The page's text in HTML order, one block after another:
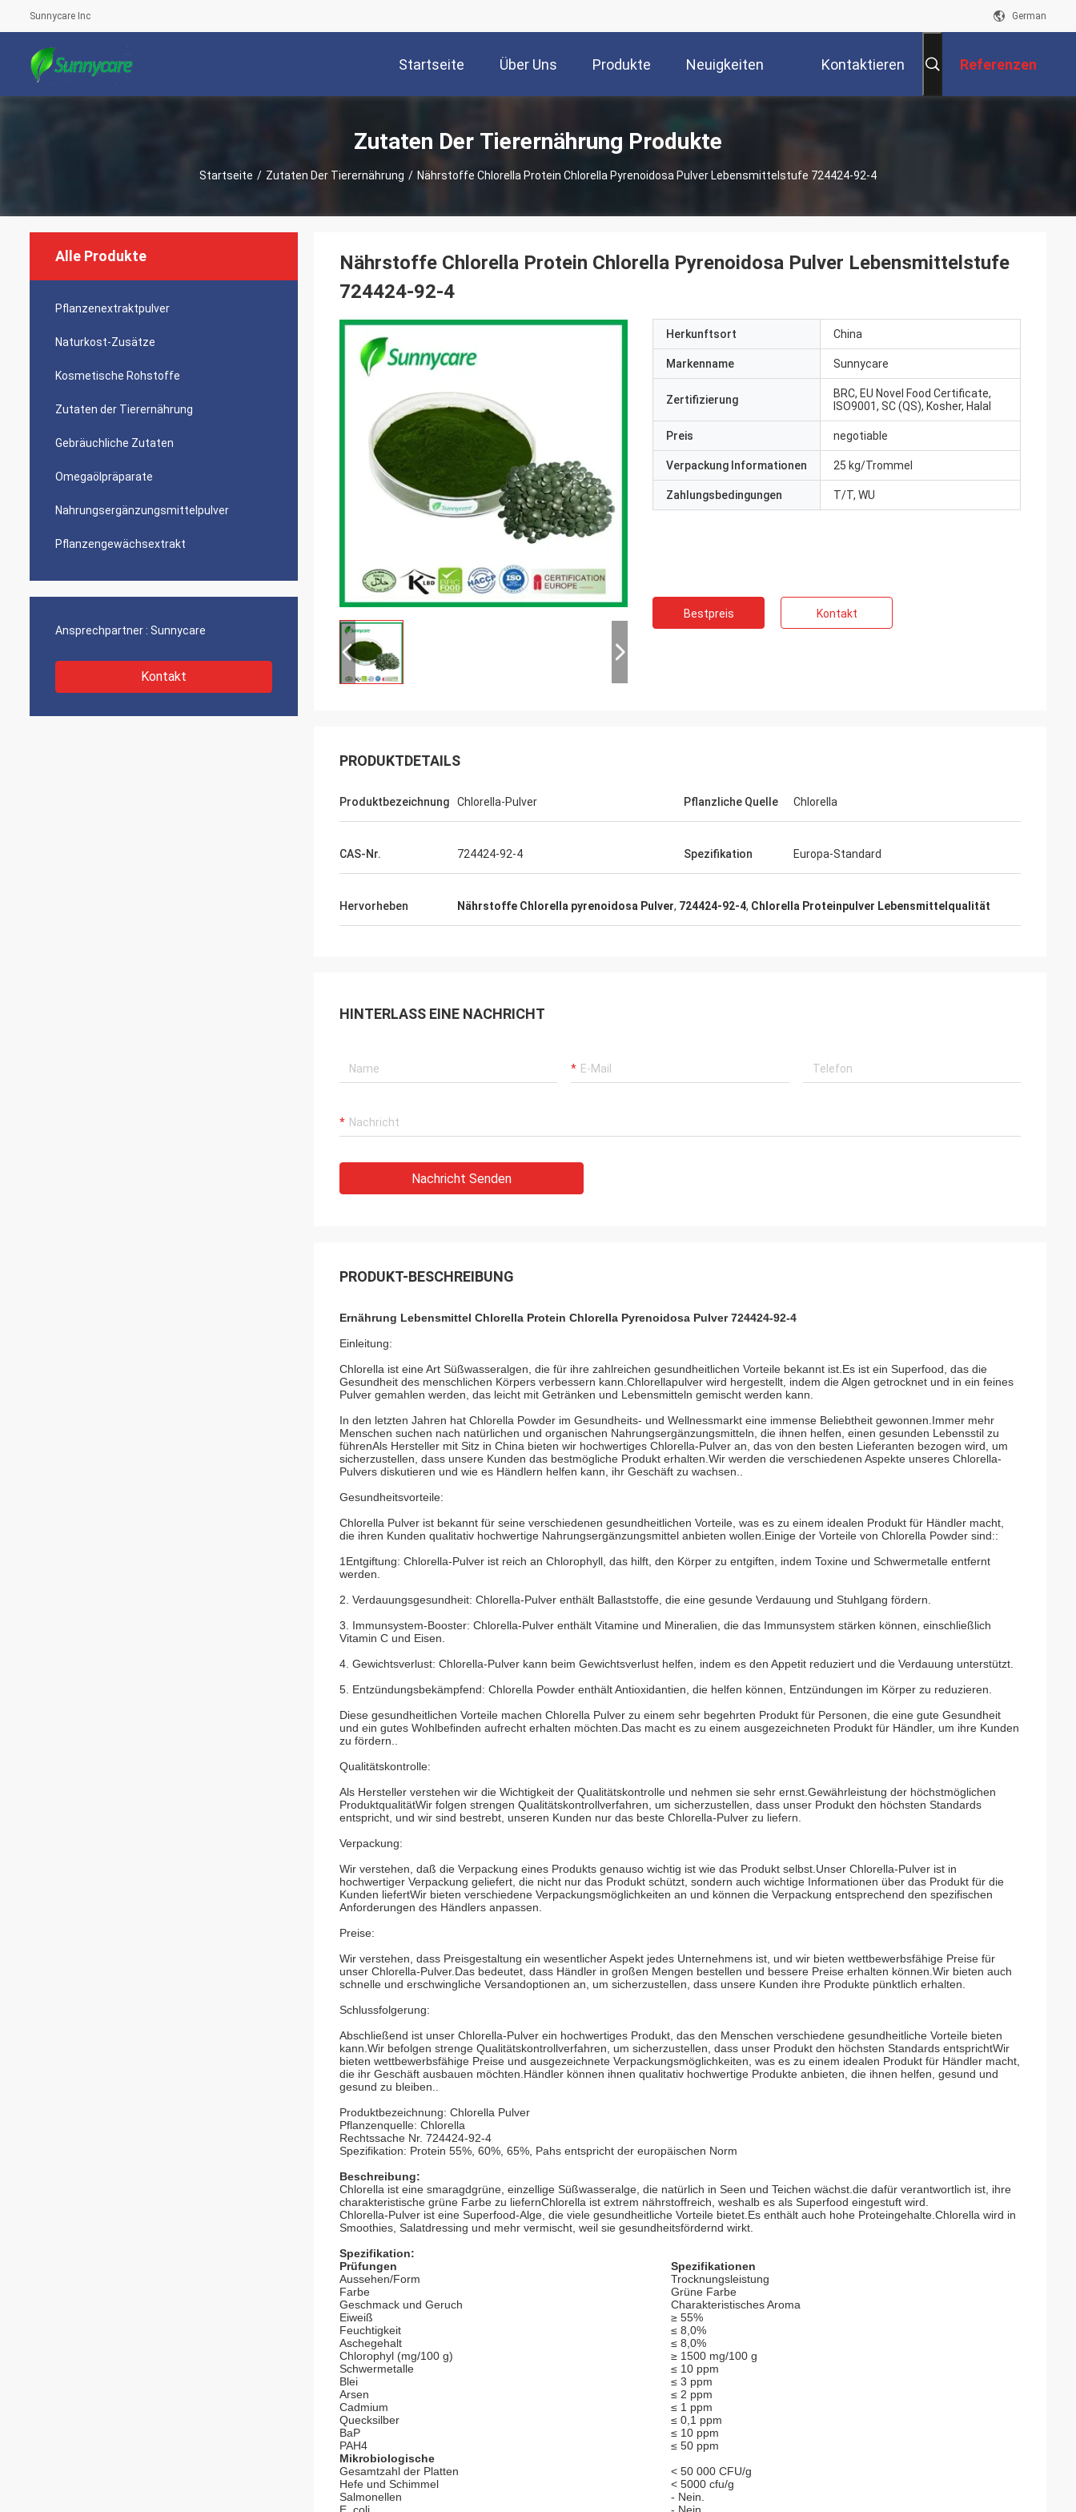
Sunnycare Inc German
Startseite Über Uns Produkte Neuigkeiten Kontaktieren Referenzen
Zutaten Der Tierernährung Produkte
Startseite / Zutaten Der Tierernährung / Nährstoffe Chlorella Protein Chlorella Pyrenoidosa Pulver Lebensmittelstufe 724424-92-4
Alle Produkte
Pflanzenextraktpulver
Naturkost-Zusätze
Kosmetische Rohstoffe
Zutaten der Tierernährung
Gebräuchliche Zutaten
Omegaölpräparate
Nahrungsergänzungsmittelpulver
Pflanzengewächsextrakt
Ansprechpartner : Sunnycare
Kontakt
Nährstoffe Chlorella Protein Chlorella Pyrenoidosa Pulver Lebensmittelstufe
724424-92-4
Herkunftsort China
Markenname Sunnycare
Zertifizierung
BRC, EU Novel Food Certificate,
ISO9001, SC (QS), Kosher, Halal
Preis negotiable
Verpackung Informationen 25 kg/Trommel
Zahlungsbedingungen T/T, WU
Bestpreis Kontakt
PRODUKTDETAILS
Produktbezeichnung Chlorella-Pulver Pflanzliche Quelle Chlorella
CAS-Nr. 724424-92-4 Spezifikation Europa-Standard
Hervorheben Nährstoffe Chlorella pyrenoidosa Pulver, 724424-92-4, Chlorella Proteinpulver Lebensmittelqualität
HINTERLASS EINE NACHRICHT
Nachricht Senden
PRODUKT-BESCHREIBUNG
Ernährung Lebensmittel Chlorella Protein Chlorella Pyrenoidosa Pulver 724424-92-4
Einleitung:
Chlorella ist eine Art Süßwasseralgen, die für ihre zahlreichen gesundheitlichen Vorteile bekannt ist.Es ist ein Superfood, das die
Gesundheit des menschlichen Körpers verbessern kann.Chlorellapulver wird hergestellt, indem die Algen getrocknet und in ein feines
Pulver gemahlen werden, das leicht mit Getränken und Lebensmitteln gemischt werden kann.
In den letzten Jahren hat Chlorella Powder im Gesundheits- und Wellnessmarkt eine immense Beliebtheit gewonnen.Immer mehr
Menschen suchen nach natürlichen und organischen Nahrungsergänzungsmitteln, die ihnen helfen, einen gesunden Lebensstil zu
führenAls Hersteller mit Sitz in China bieten wir hochwertiges Chlorella-Pulver an, das von den besten Lieferanten bezogen wird, um
sicherzustellen, dass unsere Kunden das bestmögliche Produkt erhalten.Wir werden die verschiedenen Aspekte unseres Chlorella-
Pulvers diskutieren und wie es Händlern helfen kann, ihr Geschäft zu wachsen..
Gesundheitsvorteile:
Chlorella Pulver ist bekannt für seine verschiedenen gesundheitlichen Vorteile, was es zu einem idealen Produkt für Händler macht,
die ihren Kunden qualitativ hochwertige Nahrungsergänzungsmittel anbieten wollen.Einige der Vorteile von Chlorella Powder sind::
1Entgiftung: Chlorella-Pulver ist reich an Chlorophyll, das hilft, den Körper zu entgiften, indem Toxine und Schwermetalle entfernt
werden.
2. Verdauungsgesundheit: Chlorella-Pulver enthält Ballaststoffe, die eine gesunde Verdauung und Stuhlgang fördern.
3. Immunsystem-Booster: Chlorella-Pulver enthält Vitamine und Mineralien, die das Immunsystem stärken können, einschließlich
Vitamin C und Eisen.
4. Gewichtsverlust: Chlorella-Pulver kann beim Gewichtsverlust helfen, indem es den Appetit reduziert und die Verdauung unterstützt.
5. Entzündungsbekämpfend: Chlorella Powder enthält Antioxidantien, die helfen können, Entzündungen im Körper zu reduzieren.
Diese gesundheitlichen Vorteile machen Chlorella Pulver zu einem sehr begehrten Produkt für Personen, die eine gute Gesundheit
und ein gutes Wohlbefinden aufrecht erhalten möchten.Das macht es zu einem ausgezeichneten Produkt für Händler, um ihre Kunden
zu fördern..
Qualitätskontrolle:
Als Hersteller verstehen wir die Wichtigkeit der Qualitätskontrolle und nehmen sie sehr ernst.Gewährleistung der höchstmöglichen
ProduktqualitätWir folgen strengen Qualitätskontrollverfahren, um sicherzustellen, dass unser Produkt den höchsten Standards
entspricht, und wir sind bestrebt, unseren Kunden nur das beste Chlorella-Pulver zu liefern.
Verpackung:
Wir verstehen, daß die Verpackung eines Produkts genauso wichtig ist wie das Produkt selbst.Unser Chlorella-Pulver ist in
hochwertiger Verpackung geliefert, die nicht nur das Produkt schützt, sondern auch wichtige Informationen über das Produkt für die
Kunden liefertWir bieten verschiedene Verpackungsmöglichkeiten an und können die Verpackung entsprechend den spezifischen
Anforderungen des Händlers anpassen.
Preise:
Wir verstehen, dass Preisgestaltung ein wesentlicher Aspekt jedes Unternehmens ist, und wir bieten wettbewerbsfähige Preise für
unser Chlorella-Pulver.Das bedeutet, dass Händler in großen Mengen bestellen und bessere Preise erhalten können.Wir bieten auch
schnelle und erschwingliche Versandoptionen an, um sicherzustellen, dass unsere Kunden ihre Produkte pünktlich erhalten.
Schlussfolgerung:
Abschließend ist unser Chlorella-Pulver ein hochwertiges Produkt, das den Menschen verschiedene gesundheitliche Vorteile bieten
kann.Wir befolgen strenge Qualitätskontrollverfahren, um sicherzustellen, dass unser Produkt den höchsten Standards entsprichtWir
bieten wettbewerbsfähige Preise und ausgezeichnete Verpackungsmöglichkeiten, was es zu einem idealen Produkt für Händler macht,
die ihr Geschäft ausbauen möchten.Händler können ihnen qualitativ hochwertige Produkte anbieten, die ihnen helfen, gesund und
gesund zu bleiben..
Produktbezeichnung: Chlorella Pulver
Pflanzenquelle: Chlorella
Rechtssache Nr. 724424-92-4
Spezifikation: Protein 55%, 60%, 65%, Pahs entspricht der europäischen Norm
Beschreibung:
Chlorella ist eine smaragdgrüne, einzellige Süßwasseralge, die natürlich in Seen und Teichen wächst.die dafür verantwortlich ist, ihre
charakteristische grüne Farbe zu liefernChlorella ist extrem nährstoffreich, weshalb es als Superfood eingestuft wird.
Chlorella-Pulver ist eine Superfood-Alge, die viele gesundheitliche Vorteile bietet.Es enthält auch hohe Proteingehalte.Chlorella wird in
Smoothies, Salatdressing und mehr vermischt, weil sie gesundheitsfördernd wirkt.
Spezifikation:
Prüfungen
Spezifikationen
Aussehen/Form
Trocknungsleistung
Farbe
Grüne Farbe
Geschmack und Geruch
Charakteristisches Aroma
Eiweiß
≥ 55%
Feuchtigkeit
≤ 8,0%
Aschegehalt
≤ 8,0%
Chlorophyl (mg/100 g)
≥ 1500 mg/100 g
Schwermetalle
≤ 10 ppm
Blei
≤ 3 ppm
Arsen
≤ 2 ppm
Cadmium
≤ 1 ppm
Quecksilber
≤ 0,1 ppm
BaP
≤ 10 ppm
PAH4
≤ 50 ppm
Mikrobiologische
Gesamtzahl der Platten
< 50 000 CFU/g
Hefe und Schimmel
< 5000 cfu/g
Salmonellen
- Nein.